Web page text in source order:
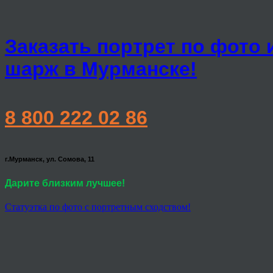
Заказать портрет по фото
шарж в Мурманске!
8 800 222 02 86
г.Мурманск, ул. Сомова, 11
Дарите близким лучшее!
Статуэтка по фото с портретным сходством!